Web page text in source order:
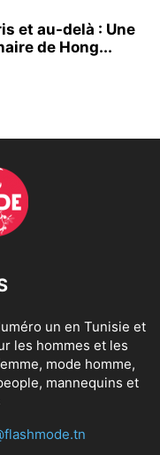
et au-delà : Une
de Hong...
un en Tunisie et
les hommes et les
mode homme,
mannequins et